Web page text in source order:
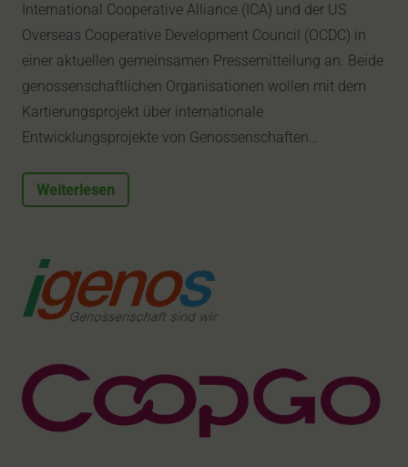
International Cooperative Alliance (ICA) und der US
Overseas Cooperative Development Council (OCDC) in
einer aktuellen gemeinsamen Pressemitteilung an. Beide
genossenschaftlichen Organisationen wollen mit dem
Kartierungsprojekt über internationale
Entwicklungsprojekte von Genossenschaften…
Weiterlesen